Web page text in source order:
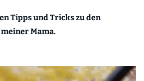
Tipps und Tricks zu den
Mama.